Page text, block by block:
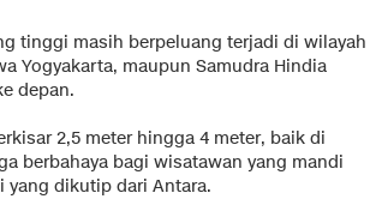
tinggi masih berpeluang terjadi di wilayah
Yogyakarta, maupun Samudra Hindia
depan.
2,5 meter hingga 4 meter, baik di
berbahaya bagi wisatawan yang mandi
yang dikutip dari Antara.